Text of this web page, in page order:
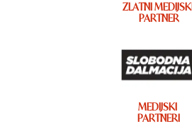
ZLATNI MEDIJSKI
PARTNER
MEDIJSKI
PARTNERI